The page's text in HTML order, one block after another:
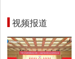
视频报道